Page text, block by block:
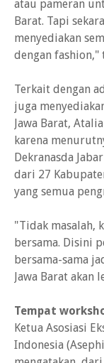
atau pameran
Barat. Tapi
menyediakan
dengan fashion,"
Terkait dengan
juga
Jawa Barat,
karena
Dekranasda
dari 27
yang semua
"Tidak masalah,
bersama. Disini
bersama-sama
Jawa Barat akan
Tempat
Ketua Asosiasi
Indonesia